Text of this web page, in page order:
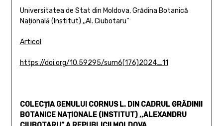
Universitatea de Stat din Moldova, Grădina Botanică
Națională (Institut) ,,Al. Ciubotaru”
Articol
https://doi.org/10.59295/sum6(176)2024_11
COLECȚIA GENULUI CORNUS L. DIN CADRUL GRĂDINII
BOTANICE NAȚIONALE (INSTITUT) ,,ALEXANDRU